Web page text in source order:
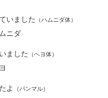
いました （ハムニダ体）
ニダ
ました （ヘヨ体）
よ （パンマル）